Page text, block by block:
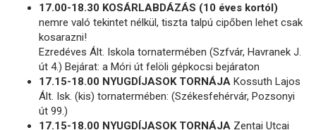
17.00-18.30 KOSÁRLABDÁZÁS (10 éves kortól)
nemre való tekintet nélkül, tiszta talpú cipőben lehet csak
kosarazni!
Ezredéves Ált. Iskola tornatermében (Szfvár, Havranek J.
út 4.) Bejárat: a Móri út felöli gépkocsi bejáraton
17.15-18.00 NYUGDÍJASOK TORNÁJA Kossuth Lajos
Ált. Isk. (kis) tornatermében: (Székesfehérvár, Pozsonyi
út 99.)
17.15-18.00 NYUGDÍJASOK TORNÁJA Zentai Utcai